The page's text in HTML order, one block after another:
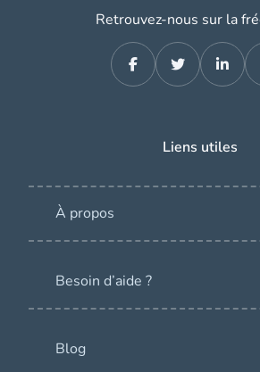
Retrouvez-nous sur la
Liens utiles
À propos
Besoin d’aide ?
Blog